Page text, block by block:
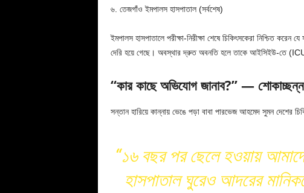
৬. তেজগাঁও ইমপালস হাসপাতাল (সর্বশেষ)
ইমপালস হাসপাতালে পরীক্ষা-নিরীক্ষা শেষে চিকিৎসকেরা নিশ্চিত করেন যে
দেরি হয়ে গেছে। অবস্থার দ্রুত অবনতি হলে তাকে আইসিইউ-তে
“কার কাছে অভিযোগ জানাব?” — শোকাচ্ছন্ন
সন্তান হারিয়ে কান্নায় ভেঙে পড়া বাবা পারভেজ আহমেদ সুমন দেশের
“১৬ বছর পর ছেলে হওয়ায়
হাসপাতাল ঘুরেও আদরের